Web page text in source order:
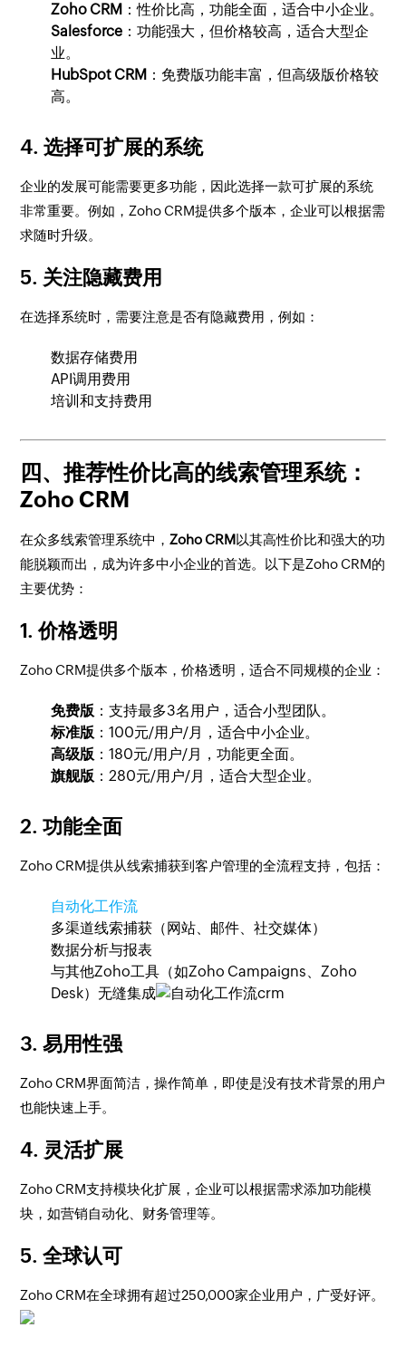
Zoho CRM ：性价比高，功能全面，适合中小企业。
Salesforce ：功能强大，但价格较高，适合大型企
业。
HubSpot CRM ：免费版功能丰富，但高级版价格较
高。
4.选择可扩展的系统
企业的发展可能需要更多功能，因此选择一款可扩展的系统
非常重要。例如，Zoho CRM提供多个版本，企业可以根据需
求随时升级。
5. 关注隐藏费用
在选择系统时，需要注意是否有隐藏费用，例如：
数据存储费用
API调用费用
培训和支持费用
四、推荐性价比高的线索管理系统：
Zoho CRM
在众多线索管理系统中，Zoho CRM以其高性价比和强大的功
能脱颖而出，成为许多中小企业的首选。以下是Zoho CRM的
主要优势：
1.价格透明
Zoho CRM提供多个版本，价格透明，适合不同规模的企业：
免费版 ：支持最多3名用户，适合小型团队。
标准版 ：100元/用户/月，适合中小企业。
高级版 ：180元/用户/月，功能更全面。
旗舰版 ：280元/用户/月，适合大型企业。
2.功能全面
Zoho CRM提供从线索捕获到客户管理的全流程支持，包括：
自动化工作流
多渠道线索捕获（网站、邮件、社交媒体）
数据分析与报表
与其他Zoho工具（如Zoho Campaigns、Zoho
Desk）无缝集成
3.易用性强
Zoho CRM界面简洁，操作简单，即使是没有技术背景的用户
也能快速上手。
4. 灵活扩展
Zoho CRM支持模块化扩展，企业可以根据需求添加功能模
块，如营销自动化、财务管理等。
5.全球认可
Zoho CRM在全球拥有超过250,000家企业用户，广受好评。